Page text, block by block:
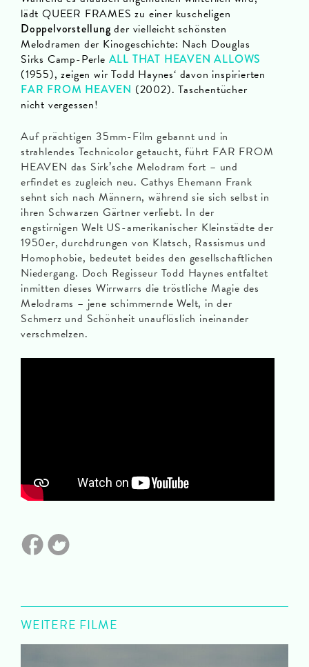
lädt QUEER FRAMES zu einer kuscheligen
Doppelvorstellung der vielleicht schönsten
Melodramen der Kinogeschichte: Nach Douglas
Sirks Camp-Perle ALL THAT HEAVEN ALLOWS
(1955), zeigen wir Todd Haynes‘ davon inspirierten
FAR FROM HEAVEN (2002). Taschentücher
nicht vergessen!
Auf prächtigen 35mm-Film gebannt und in
strahlendes Technicolor getaucht, führt FAR FROM
HEAVEN das Sirk’sche Melodram fort – und
erfindet es zugleich neu. Cathys Ehemann Frank
sehnt sich nach Männern, während sie sich selbst in
ihren Schwarzen Gärtner verliebt. In der
engstirnigen Welt US-amerikanischer Kleinstädte der
1950er, durchdrungen von Klatsch, Rassismus und
Homophobie, bedeutet beides den gesellschaftlichen
Niedergang. Doch Regisseur Todd Haynes entfaltet
inmitten dieses Wirrwarrs die tröstliche Magie des
Melodrams – jene schimmernde Welt, in der
Schmerz und Schönheit unauflöslich ineinander
verschmelzen.
WEITERE FILME